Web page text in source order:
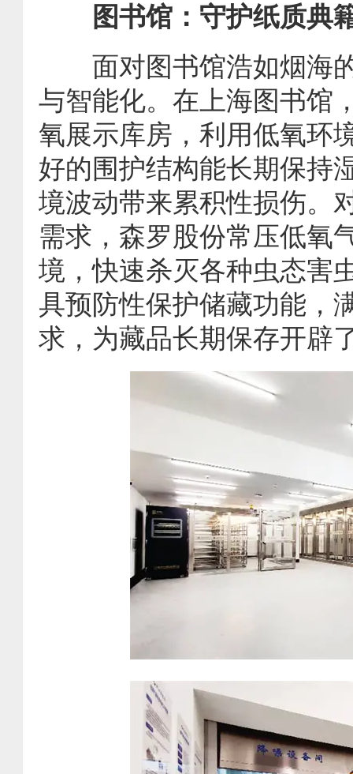
图书馆：守护纸质典
面对图书馆浩如烟海的
与智能化。在上海图书馆
氧展示库房，利用低氧环
好的围护结构能长期保持
境波动带来累积性损伤。
需求，森罗股份常压低氧
境，快速杀灭各种虫态害
具预防性保护储藏功能，
求，为藏品长期保存开辟